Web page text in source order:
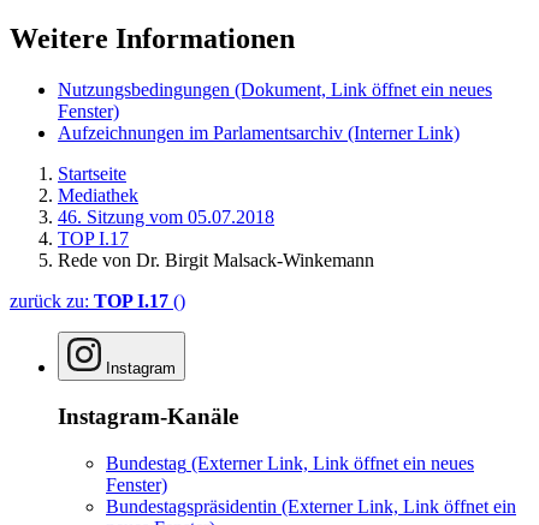
Weitere Informationen
Nutzungsbedingungen (Dokument, Link öffnet ein neues
Fenster)
Aufzeichnungen im Parlamentsarchiv (Interner Link)
Startseite
Mediathek
46. Sitzung vom 05.07.2018
TOP I.17
Rede von Dr. Birgit Malsack-Winkemann
zurück zu: TOP I.17 ()
Instagram
Instagram-Kanäle
Bundestag (Externer Link, Link öffnet ein neues
Fenster)
Bundestagspräsidentin (Externer Link, Link öffnet ein